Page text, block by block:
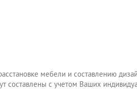
мебели и составлению
с учетом Ваших